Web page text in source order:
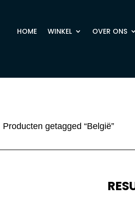
HOME WINKEL OVER ONS
| Producten getagged “België”